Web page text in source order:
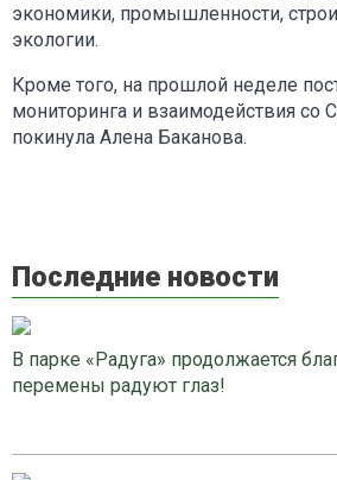
экономики, промышленности,
экологии.
Кроме того, на прошлой неделе
мониторинга и взаимодействия со
покинула Алена Баканова.
Последние новости
В парке «Радуга» продолжается
перемены радуют глаз!